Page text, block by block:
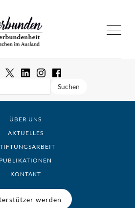
ÜBER UNS
AKTUELLES
PUBLIKATIONEN
KONTAKT
werden